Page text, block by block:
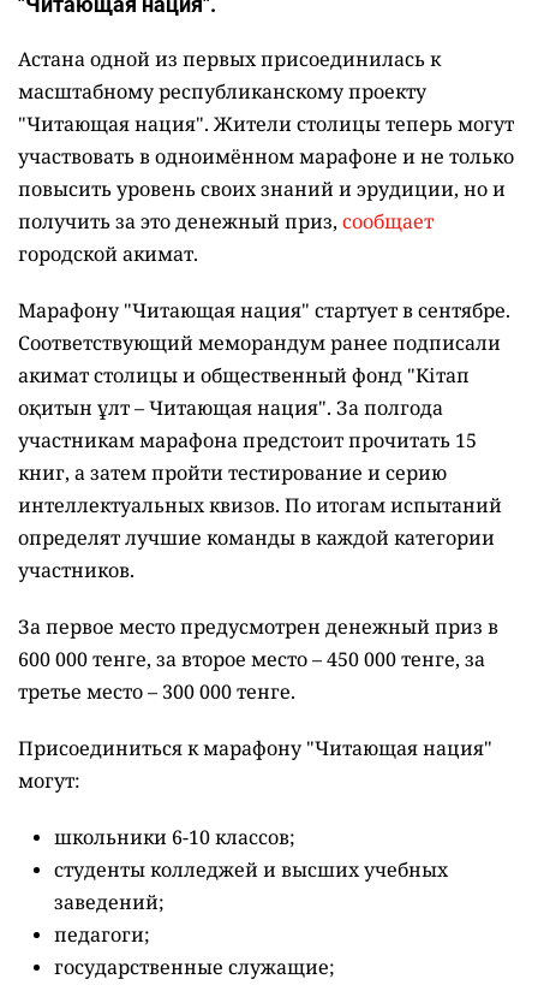
Астана одной из первых присоединилась к
масштабному республиканскому проекту
"Читающая нация". Жители столицы теперь могут
участвовать в одноимённом марафоне и не только
повысить уровень своих знаний и эрудиции, но и
получить за это денежный приз, сообщает
городской акимат.
Марафону "Читающая нация" стартует в сентябре.
Соответствующий меморандум ранее подписали
акимат столицы и общественный фонд "Кітап
оқитын ұлт – Читающая нация". За полгода
участникам марафона предстоит прочитать 15
книг, а затем пройти тестирование и серию
интеллектуальных квизов. По итогам испытаний
определят лучшие команды в каждой категории
участников.
За первое место предусмотрен денежный приз в
600 000 тенге, за второе место – 450 000 тенге, за
третье место – 300 000 тенге.
Присоединиться к марафону "Читающая нация"
могут:
школьники 6-10 классов;
студенты колледжей и высших учебных
заведений;
педагоги;
государственные служащие;